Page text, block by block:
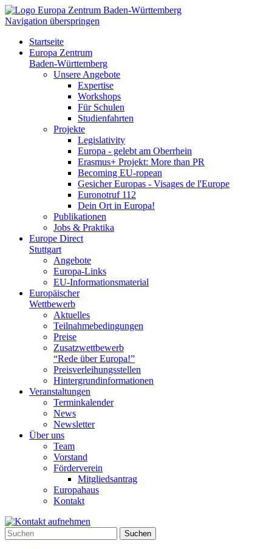
Navigation überspringen
Startseite
Europa Zentrum
Baden-Württemberg
Unsere Angebote
Expertise
Workshops
Für Schulen
Studienfahrten
Projekte
Legislativity
Europa - gelebt am Oberrhein
Erasmus+ Projekt: More than PR
Becoming EU-ropean
Gesicher Europas - Visages de l'Europe
Euronotruf 112
Dein Ort in Europa!
Publikationen
Jobs & Praktika
Europe Direct
Stuttgart
Angebote
Europa-Links
EU-Informationsmaterial
Europäischer
Wettbewerb
Aktuelles
Teilnahme­bedingungen
Preise
Zusatzwettbewerb
“Rede über Europa!”
Preisverleihungsstellen
Hintergrundinformationen
Veranstaltungen
Terminkalender
News
Newsletter
Über uns
Team
Vorstand
Förderverein
Mitgliedsantrag
Europahaus
Kontakt
Suchen